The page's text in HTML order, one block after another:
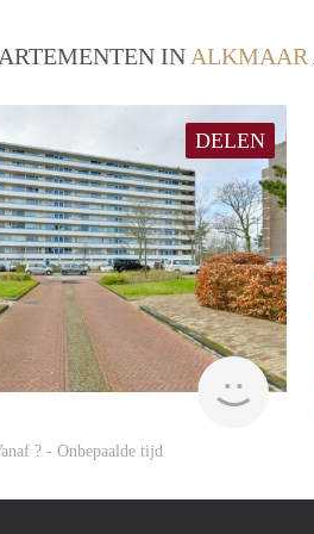
IN ALKMAAR
DELEN
Woning
? - Onbepaalde tijd